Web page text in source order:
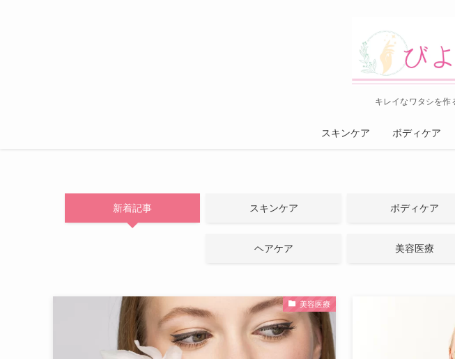
キレイなワタシを作
スキンケア ボディケア
新着記事 スキンケア ボディケア
ヘアケア 美容医療
美容医療